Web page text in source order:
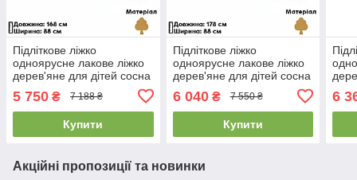
Підліткове ліжко
одноярусне лакове ліжко
дерев'яне для дітей сосна
(80x160см)
5 750 ₴ 7 188 ₴
Купити
Підліткове ліжко
одноярусне лакове ліжко
дерев'яне для дітей сосна
(80х170см)
6 040₴ 7 550 ₴
Купити
6
Акційні пропозиції та новинки